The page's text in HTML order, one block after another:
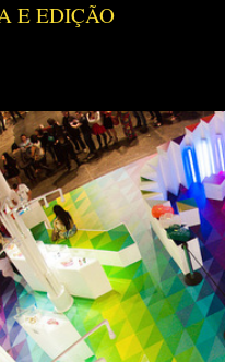
E EDIÇÃO